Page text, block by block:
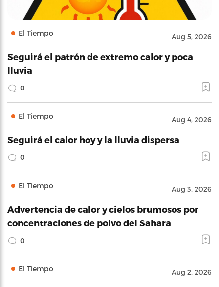
El Tiempo Aug 5, 2026
Seguirá el patrón de extremo calor y poca
lluvia
0
El Tiempo Aug 4, 2026
Seguirá el calor hoy y la lluvia dispersa
0
El Tiempo Aug 3, 2026
Advertencia de calor y cielos brumosos por
concentraciones de polvo del Sahara
0
El Tiempo Aug 2, 2026